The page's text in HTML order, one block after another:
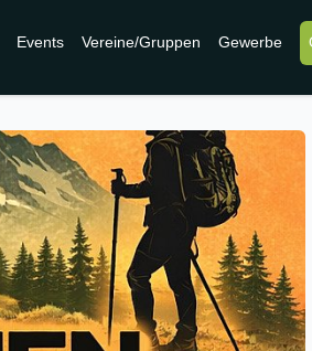
Events Vereine/Gruppen Gewerbe